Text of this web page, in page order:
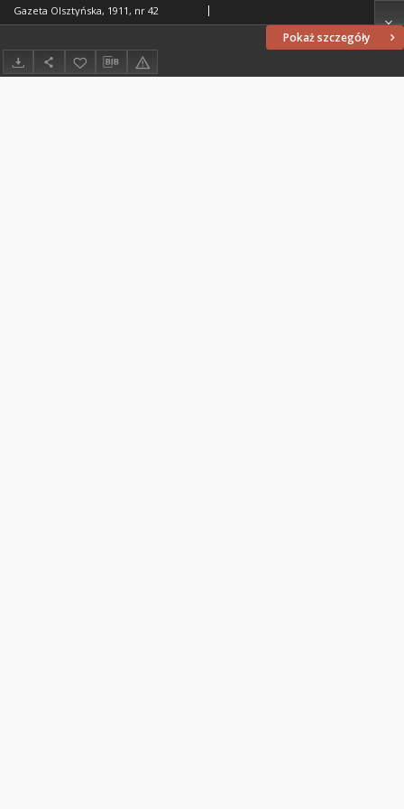
Pokaż szczegóły
Gazeta Olsztyńska, 1911, nr 42